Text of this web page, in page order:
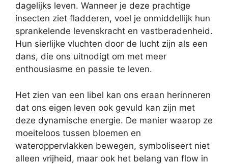
dagelijks leven. Wanneer je deze prachtige
insecten ziet fladderen, voel je onmiddellijk hun
sprankelende levenskracht en vastberadenheid.
Hun sierlijke vluchten door de lucht zijn als een
dans, die ons uitnodigt om met meer
enthousiasme en passie te leven.
Het zien van een libel kan ons eraan herinneren
dat ons eigen leven ook gevuld kan zijn met
deze dynamische energie. De manier waarop ze
moeiteloos tussen bloemen en
wateroppervlakken bewegen, symboliseert niet
alleen vrijheid, maar ook het belang van flow in